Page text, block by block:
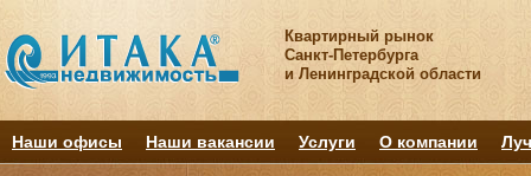
Квартирный рынок
Санкт-Петербурга
и Ленинградской области
Наши офисы Наши вакансии Услуги О компании